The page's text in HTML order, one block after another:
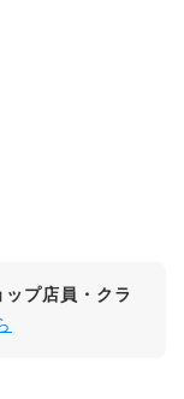
プ店員・クラ